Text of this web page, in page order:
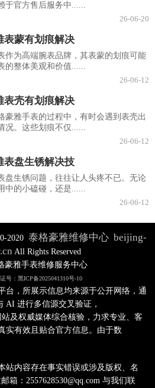
于官方售后服务中......
26-06-20
表蒙有划痕解决
作为高端腕表品牌，其表蒙的划痕可能
的整体美观和价值......
26-06-12
表壳有划痕解决
豪雅手表的过程中，有时会遇到表壳出
况。这些划痕不仅......
26-06-12
表盘生锈解决技
盘生锈问题，往往让人头疼不已。无论
中的小磕碰，还是......
26-06-12
2020 泰格豪雅维修中心 beijing-
All Rights Reserved
豪雅手表维修服务中心
号：黑ICP备2025041310号-10
台，所展示信息均来源于公开网络，通
AI 进行多信源交叉验证，
及权威媒体综合核验，力求专业、客
实有效且贴合官方信息。由于数
站内容存在事实错误或涉及版权、名
箱：2557628530@qq.com 与我们联